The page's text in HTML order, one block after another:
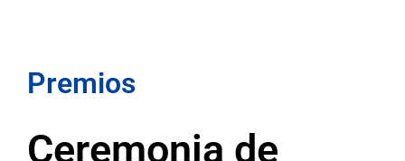
Premios
Ceremonia de